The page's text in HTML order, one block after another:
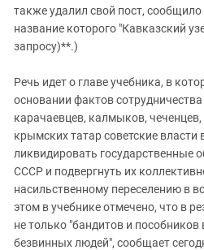
также удалил свой пост, сообщило
название которого "Кавказский
запросу)**.)
Речь идет о главе учебника, в
основании фактов
карачаевцев, калмыков,
крымских татар советские власти
ликвидировать государственные
СССР и подвергнуть их
насильственному переселению в
этом в учебнике отмечено, что в
не только "бандитов и
безвинных людей", сообщает